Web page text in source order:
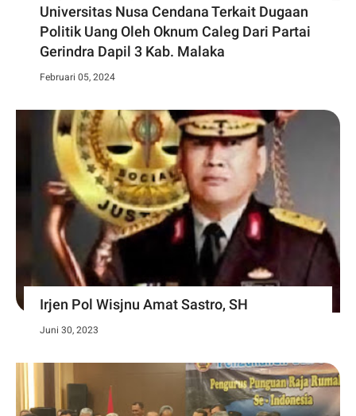
Universitas Nusa Cendana Terkait Dugaan
Politik Uang Oleh Oknum Caleg Dari Partai
Gerindra Dapil 3 Kab. Malaka
Februari 05, 2024
Irjen Pol Wisjnu Amat Sastro, SH
Juni 30, 2023